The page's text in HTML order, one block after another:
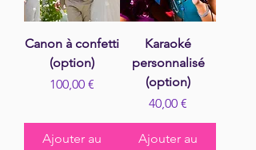
Canon à confetti
(option)
Prix
100,00 €
Ajouter au
Karaoké
personnalisé
(option)
Prix
40,00 €
Ajouter au